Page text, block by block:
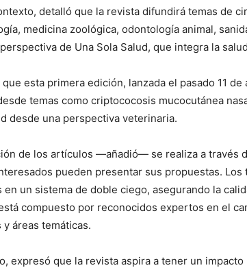
detalló que la revista difundirá temas de
medicina zoológica, odontología animal,
de Una Sola Salud, que integra la
esta primera edición, lanzada el pasado 11
temas como criptococosis mucocutánea
desde una perspectiva veterinaria.
de los artículos —añadió— se realiza a través
pueden presentar sus propuestas.
en un sistema de doble ciego, asegurando la
compuesto por reconocidos expertos en el
áreas temáticas.
expresó que la revista aspira a tener un